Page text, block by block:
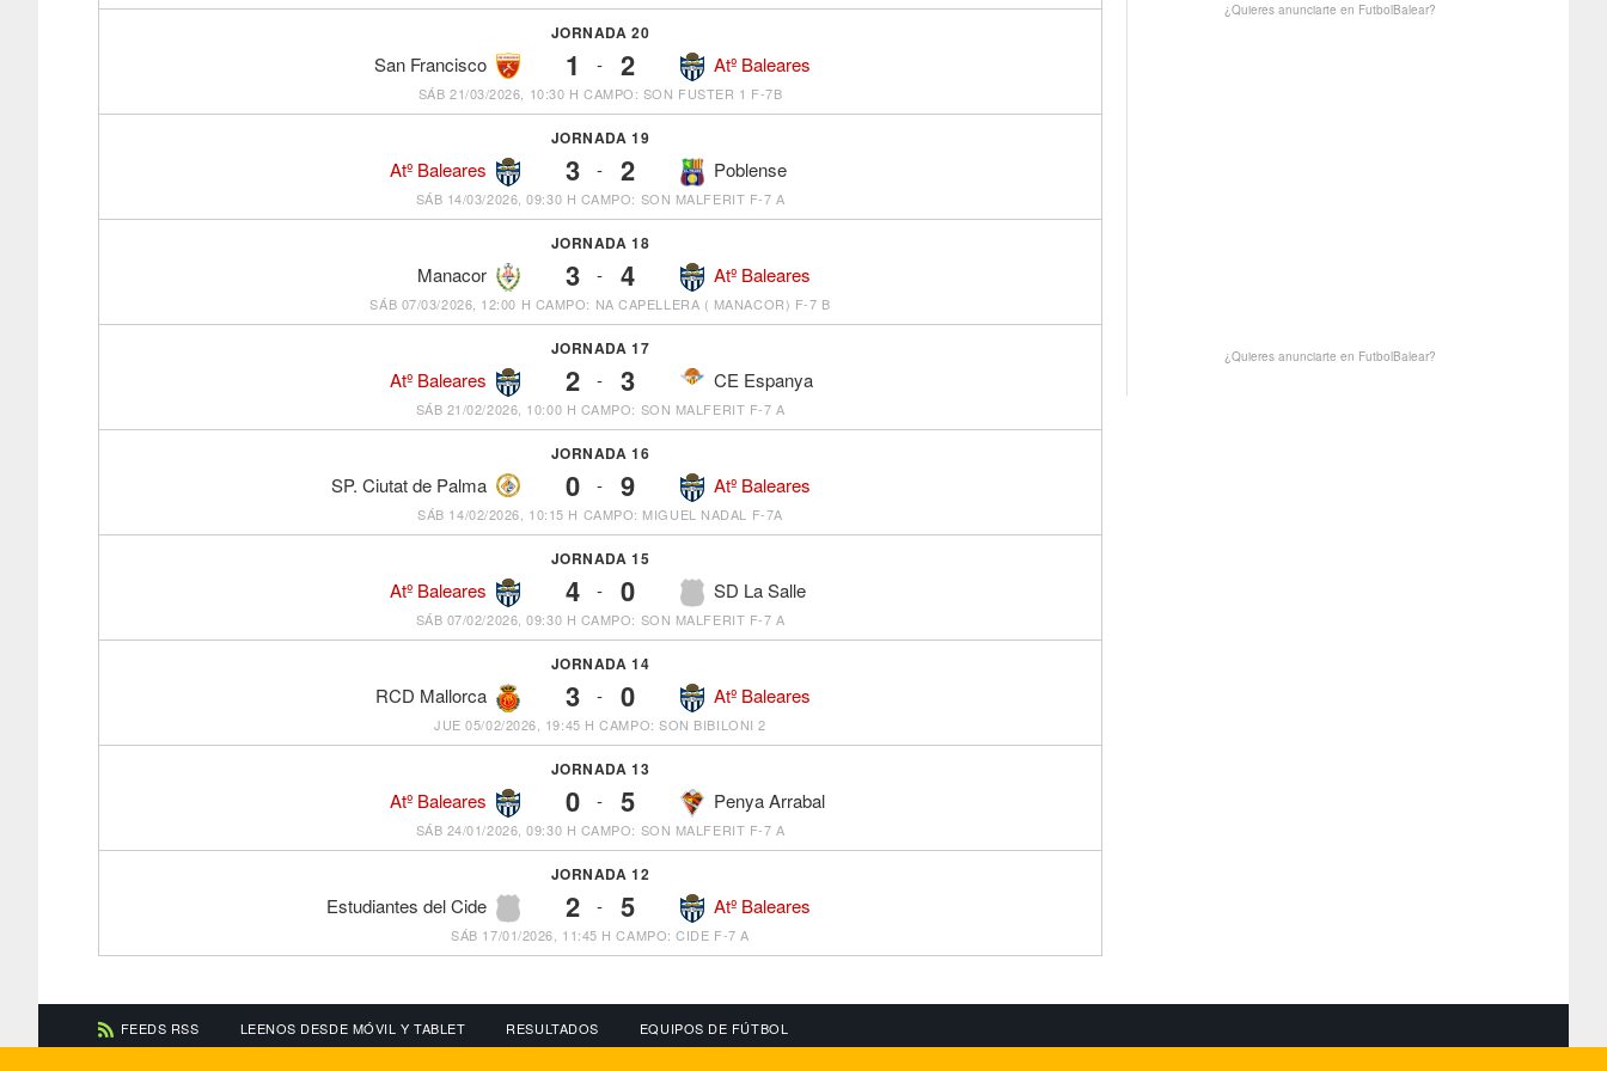
JORNADA 20
San Francisco 1 - Atº Baleares
2
SÁB 21/03/2026, 10:30 H CAMPO: SON FUSTER 1 F-7B
JORNADA 19
Atº Baleares 3 - Poblense
2
SÁB 14/03/2026, 09:30 H CAMPO: SON MALFERIT F-7 A
JORNADA 18
Manacor 3 - Atº Baleares
4
SÁB 07/03/2026, 12:00 H CAMPO: NA CAPELLERA ( MANACOR) F-7 B
JORNADA 17
Atº Baleares 2 - CE Espanya
3
SÁB 21/02/2026, 10:00 H CAMPO: SON MALFERIT F-7 A
JORNADA 16
SP. Ciutat de Palma 0 - Atº Baleares
9
SÁB 14/02/2026, 10:15 H CAMPO: MIGUEL NADAL F-7A
JORNADA 15
Atº Baleares 4 - SD La Salle
0
SÁB 07/02/2026, 09:30 H CAMPO: SON MALFERIT F-7 A
JORNADA 14
RCD Mallorca 3 - Atº Baleares
0
JUE 05/02/2026, 19:45 H CAMPO: SON BIBILONI 2
JORNADA 13
Atº Baleares 0 - Penya Arrabal
5
SÁB 24/01/2026, 09:30 H CAMPO: SON MALFERIT F-7 A
JORNADA 12
Estudiantes del Cide 2 - Atº Baleares
5
SÁB 17/01/2026, 11:45 H CAMPO: CIDE F-7 A
¿Quieres anunciarte en FutbolBalear?
¿Quieres anunciarte en FutbolBalear?
FEEDS RSS LEENOS DESDE MÓVIL Y TABLET RESULTADOS EQUIPOS DE FÚTBOL